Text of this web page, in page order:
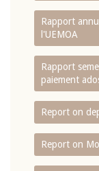
Rapport
l'UEMOA
Rapport
paiement
Report on
Report on